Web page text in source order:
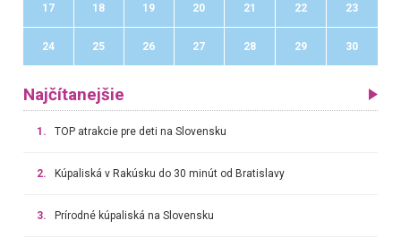
17 18 19 20 21 22 23
24 25 26 27 28 29 30
Najčítanejšie
1. TOP atrakcie pre deti na Slovensku
2. Kúpaliská v Rakúsku do 30 minút od Bratislavy
3. Prírodné kúpaliská na Slovensku